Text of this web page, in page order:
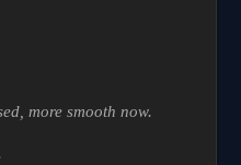
more smooth now.